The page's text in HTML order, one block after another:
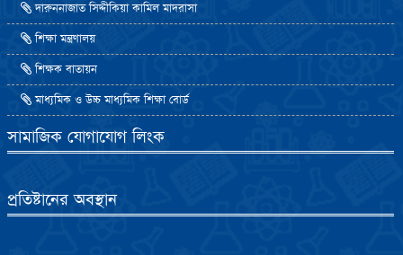
দারুননাজাত সিদ্দীকিয়া কামিল মাদরাসা
শিক্ষা মন্ত্রণালয়
শিক্ষক বাতায়ন
মাধ্যমিক ও উচ্চ মাধ্যমিক শিক্ষা বোর্ড
সামাজিক যোগাযোগ লিংক
প্রতিষ্টানের অবস্থান